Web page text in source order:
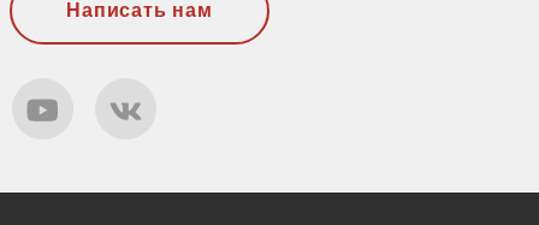
Написать нам
YouTube